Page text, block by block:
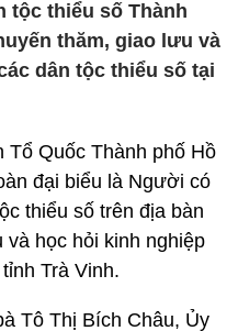
tộc thiểu số Thành
thăm, giao lưu và
dân tộc thiểu số tại
Tổ Quốc Thành phố Hồ
đại biểu là Người có
thiểu số trên địa bàn
học hỏi kinh nghiệp
Trà Vinh.
Tô Thị Bích Châu, Ủy